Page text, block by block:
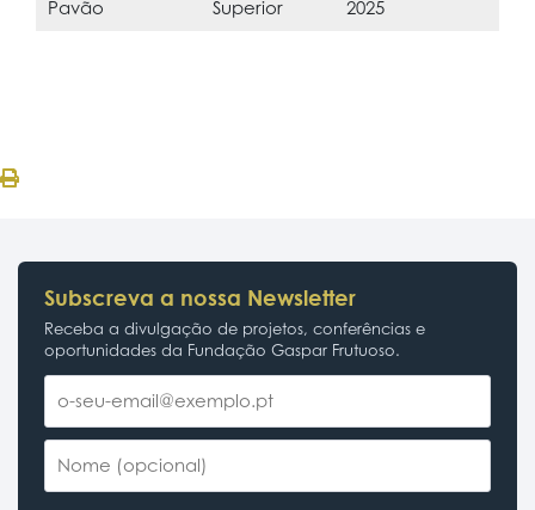
Pavão
Superior
2025
Subscreva a nossa Newsletter
Receba a divulgação de projetos, conferências e
oportunidades da Fundação Gaspar Frutuoso.